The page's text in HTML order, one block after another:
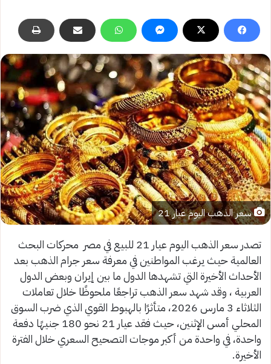
سعر الذهب اليوم عيار 21
تصدر سعر الذهب اليوم عيار 21 للبيع في مصر محركات البحث
العالمية حيث يرغب المواطنين في معرفة سعر جرام الذهب بعد
الأحداث الأخيرة التي تشهدها الدول ما بين إيران وبعض الدول
العربية ، وقد شهد سعر الذهب تراجعًا ملحوظًا خلال تعاملات
الثلاثاء 3 مارس 2026، متأثرًا بالهبوط القوي الذي ضرب السوق
المحلي أمس الإثنين، حيث فقد عيار 21 نحو 180 جنيهًا دفعة
واحدة، في واحدة من أكبر موجات التصحيح السعري خلال الفترة
الأخيرة.